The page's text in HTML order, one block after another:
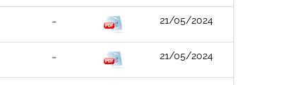
21/05/2024
21/05/2024